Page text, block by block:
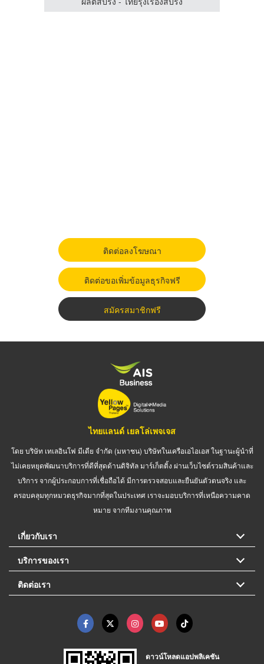
ติดต่อลงโฆษณา
ติดต่อขอเพิ่มข้อมูลธุรกิจฟรี
สมัครสมาชิกฟรี
ไทยแลนด์ เยลโล่เพจเจส
โดย บริษัท เทเลอินโฟ มีเดีย จำกัด (มหาชน) บริษัทในเครือเอไอเอส ในฐานะผู้นำที่
ไม่เคยหยุดพัฒนาบริการที่ดีที่สุดด้านดิจิทัล มาร์เก็ตติ้ง ผ่านเว็บไซต์รวมสินค้าและ
บริการ จากผู้ประกอบการที่เชื่อถือได้ มีการตรวจสอบและยืนยันตัวตนจริง และ
ครอบคลุมทุกหมวดธุรกิจมากที่สุดในประเทศ เราจะมอบบริการที่เหนือความคาด
หมาย จากทีมงานคุณภาพ
เกี่ยวกับเรา
บริการของเรา
ติดต่อเรา
ดาวน์โหลดแอปพลิเคชัน